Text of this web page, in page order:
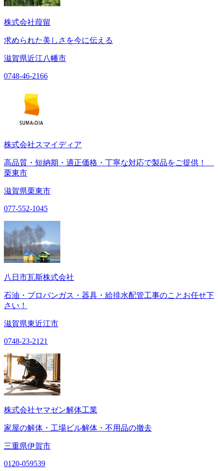
株式会社葭留
求められた美しさを今に伝える
滋賀県近江八幡市
0748-46-2166
株式会社スマイディア
高品質・短納期・適正価格・丁寧な対応で製品をご提供！
栗東市
滋賀県栗東市
077-552-1045
八日市瓦斯株式会社
石油・プロパンガス・器具・給排水配管工事のことお任せ下
さい！
滋賀県東近江市
0748-23-2121
株式会社ヤマゼン解体工業
家屋の解体・工場ビル解体・不用品の撤去
三重県伊賀市
0120-059539